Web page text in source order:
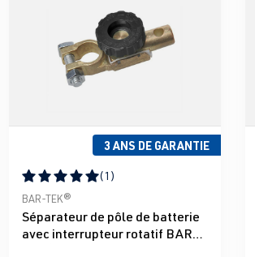
3 ANS DE GARANTIE
Note moyenne de 5 sur 5 étoiles
(1)
BAR-TEK®
Séparateur de pôle de batterie
avec interrupteur rotatif BAR-